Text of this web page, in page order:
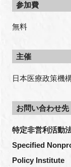
参加費
無料
主催
日本医療政策機
お問い合わせ先
特定非営利活動
Specified
Policy Institute